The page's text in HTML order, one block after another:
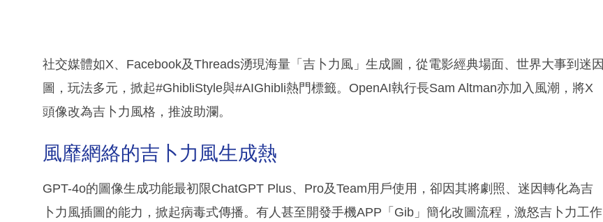
社交媒體如X、Facebook及Threads湧現海量「吉卜力風」生成圖，從電影經典場面、世界大事到迷因
圖，玩法多元，掀起#GhibliStyle與#AIGhibli熱門標籤。OpenAI執行長Sam Altman亦加入風潮，將X
頭像改為吉卜力風格，推波助瀾。
風靡網絡的吉卜力風生成熱
GPT-4o的圖像生成功能最初限ChatGPT Plus、Pro及Team用戶使用，卻因其將劇照、迷因轉化為吉
卜力風插圖的能力，掀起病毒式傳播。有人甚至開發手機APP「Gib」簡化改圖流程，激怒吉卜力工作